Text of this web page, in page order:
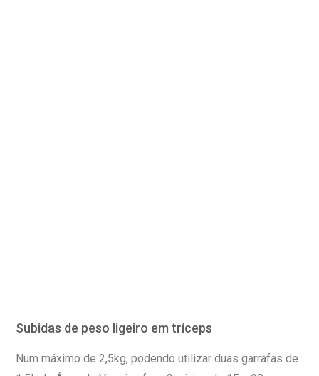
Subidas de peso ligeiro em tríceps
Num máximo de 2,5kg, podendo utilizar duas garrafas de